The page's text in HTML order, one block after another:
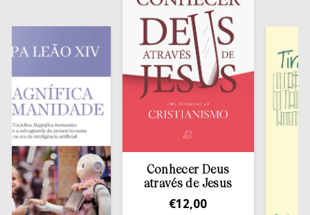
Conhecer Deus
através de Jesus
12,00